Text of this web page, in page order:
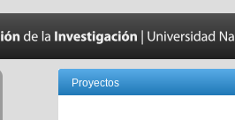
Proyectos